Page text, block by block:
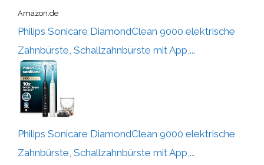
Amazon.de
Philips Sonicare DiamondClean 9000 elektrische
Zahnbürste, Schallzahnbürste mit App,...
Philips Sonicare DiamondClean 9000 elektrische
Zahnbürste, Schallzahnbürste mit App,...